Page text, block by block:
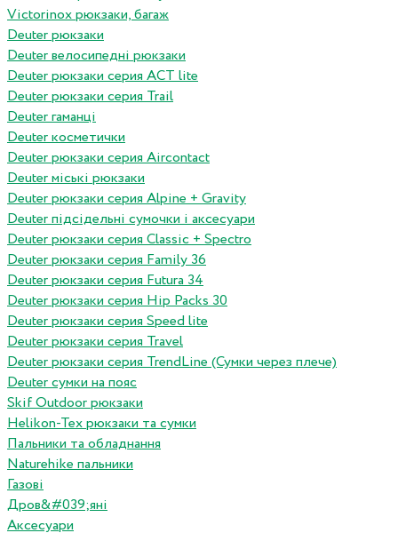
Victorinox рюкзаки, багаж
Deuter рюкзаки
Deuter велосипедні рюкзаки
Deuter рюкзаки серия ACT lite
Deuter рюкзаки серия Trail
Deuter гаманці
Deuter косметички
Deuter рюкзаки серия Aircontact
Deuter міські рюкзаки
Deuter рюкзаки серия Alpine + Gravity
Deuter підсідельні сумочки і аксесуари
Deuter рюкзаки серия Classic + Spectro
Deuter рюкзаки серия Family 36
Deuter рюкзаки серия Futura 34
Deuter рюкзаки серия Hip Packs 30
Deuter рюкзаки серия Speed lite
Deuter рюкзаки серия Travel
Deuter рюкзаки серия TrendLine (Сумки через плече)
Deuter сумки на пояс
Skif Outdoor рюкзаки
Helikon-Tex рюкзаки та сумки
Пальники та обладнання
Naturehike пальники
Газові
Дров&#039;яні
Аксесуари